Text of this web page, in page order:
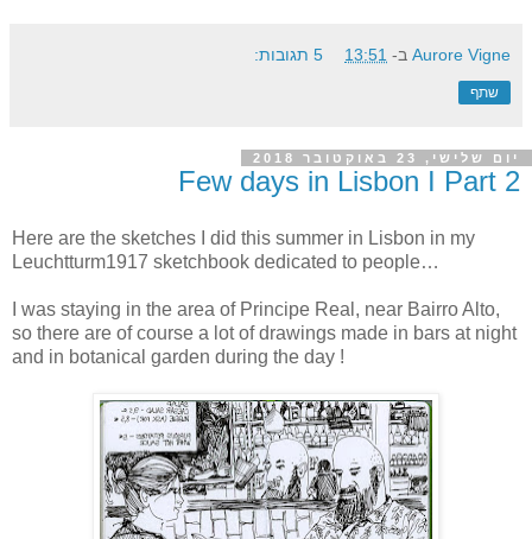
Aurore Vigne ב- 13:51 5 תגובות:
שתף
יום שלישי, 23 באוקטובר 2018
Few days in Lisbon I Part 2
Here are the sketches I did this summer in Lisbon in my
Leuchtturm1917 sketchbook dedicated to people…
I was staying in the area of Principe Real, near Bairro Alto,
so there are of course a lot of drawings made in bars at night
and in botanical garden during the day !